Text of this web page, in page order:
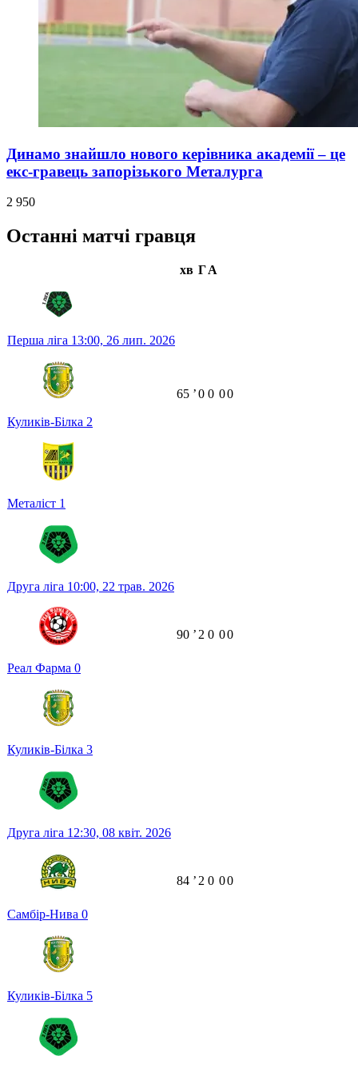
Динамо знайшло нового керівника академії – це
екс-гравець запорізького Металурга
2 950
Останні матчі гравця
хв ГА
Перша ліга 13:00, 26 лип. 2026
Куликів-Білка 2
Металіст 1
65 ʼ0 0 00
Друга ліга 10:00, 22 трав. 2026
Реал Фарма 0
Куликів-Білка 3
90 ʼ 2 0 00
Друга ліга 12:30, 08 квіт. 2026
Самбір-Нива 0
Куликів-Білка 5
84 ʼ 2 0 00